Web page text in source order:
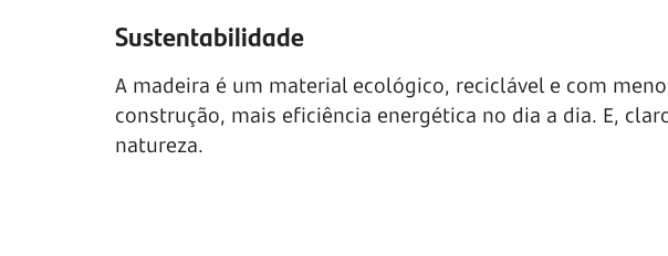
Sustentabilidade
A madeira é um material ecológico, reciclável e com
construção, mais eficiência energética no dia a dia. E,
natureza.